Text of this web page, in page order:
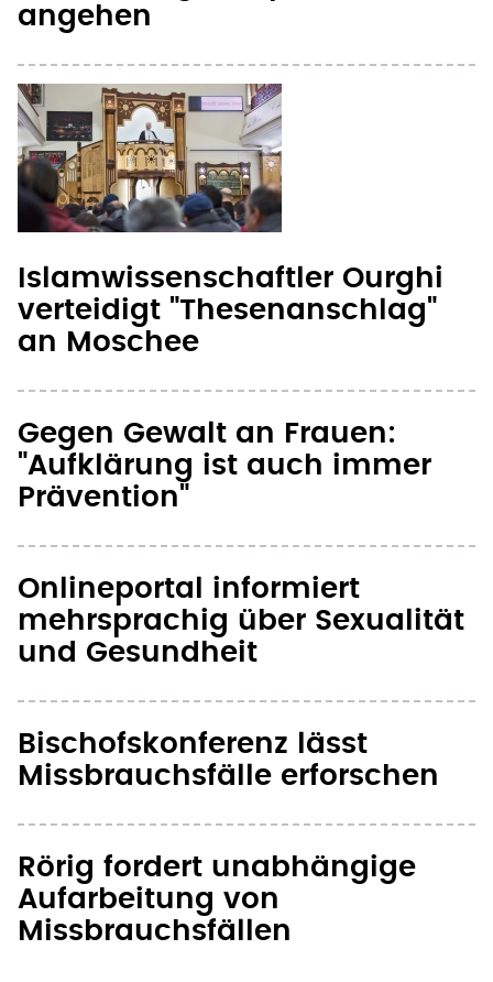
angehen
Islamwissenschaftler Ourghi
verteidigt "Thesenanschlag"
an Moschee
Gegen Gewalt an Frauen:
"Aufklärung ist auch immer
Prävention"
Onlineportal informiert
mehrsprachig über Sexualität
und Gesundheit
Bischofskonferenz lässt
Missbrauchsfälle erforschen
Rörig fordert unabhängige
Aufarbeitung von
Missbrauchsfällen